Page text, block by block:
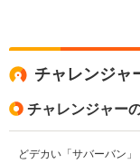
チャレンジャ
チャレンジャー
どデカい「サバーバン